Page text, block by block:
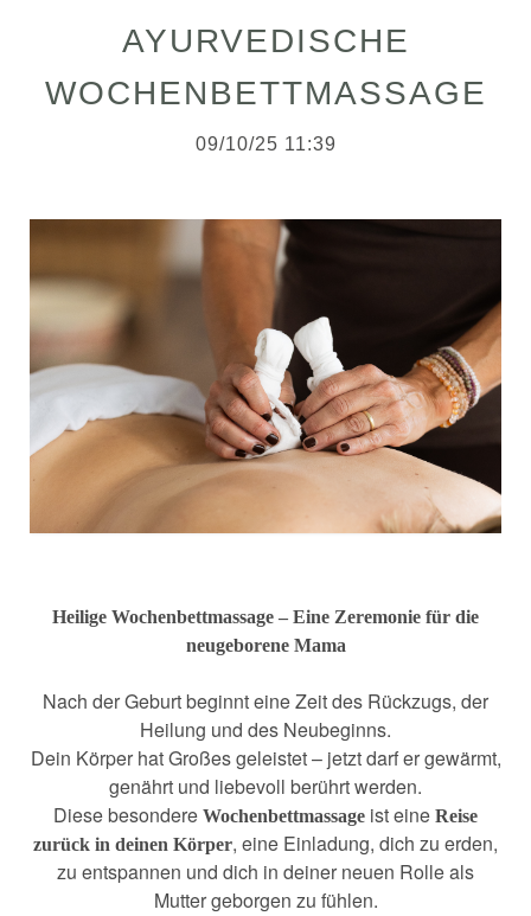
AYURVEDISCHE
WOCHENBETTMASSAGE
09/10/25 11:39
Heilige Wochenbettmassage – Eine Zeremonie für die
neugeborene Mama
Nach der Geburt beginnt eine Zeit des Rückzugs, der
Heilung und des Neubeginns.
Dein Körper hat Großes geleistet – jetzt darf er gewärmt,
genährt und liebevoll berührt werden.
Diese besondere Wochenbettmassage ist eine Reise
zurück in deinen Körper, eine Einladung, dich zu erden,
zu entspannen und dich in deiner neuen Rolle als
Mutter geborgen zu fühlen.